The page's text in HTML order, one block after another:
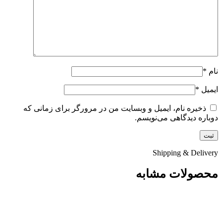
نام *
ایمیل *
ذخیره نام، ایمیل و وبسایت من در مرورگر برای زمانی که
دوباره دیدگاهی می‌نویسم.
Shipping & Delivery
محصولات مشابه